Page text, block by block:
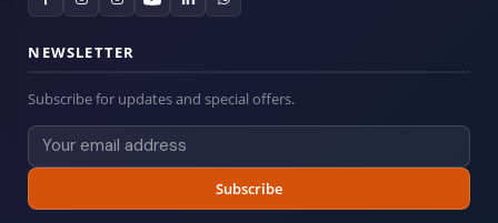
NEWSLETTER
Subscribe for updates and special offers.
Subscribe